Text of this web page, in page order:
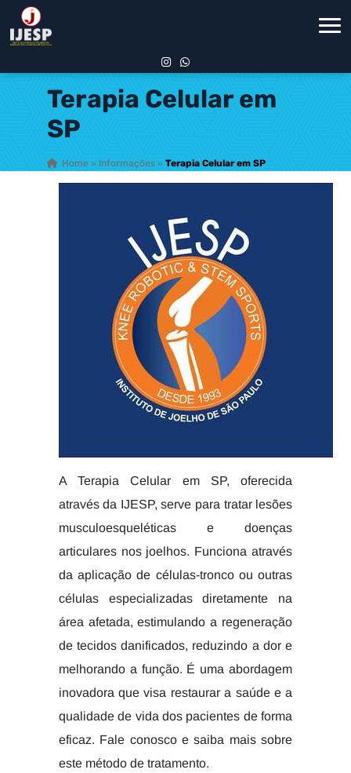
Terapia Celular em
SP
Home » Informações » Terapia Celular em SP
A Terapia Celular em SP, oferecida
através da IJESP, serve para tratar lesões
musculoesqueléticas e doenças
articulares nos joelhos. Funciona através
da aplicação de células-tronco ou outras
células especializadas diretamente na
área afetada, estimulando a regeneração
de tecidos danificados, reduzindo a dor e
melhorando a função. É uma abordagem
inovadora que visa restaurar a saúde e a
qualidade de vida dos pacientes de forma
eficaz. Fale conosco e saiba mais sobre
este método de tratamento.